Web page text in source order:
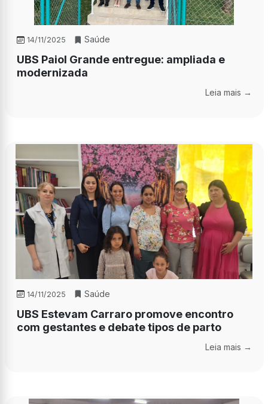
14/11/2025 Saúde
UBS Paiol Grande entregue: ampliada e
modernizada
Leia mais →
14/11/2025 Saúde
UBS Estevam Carraro promove encontro
com gestantes e debate tipos de parto
Leia mais →